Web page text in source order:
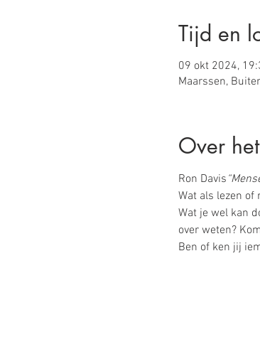
Tijd en
09 okt 2024,
Maarssen,
Over
Ron Davis
Wat als lezen of
Wat je wel kan
over weten?
Ben of ken jij